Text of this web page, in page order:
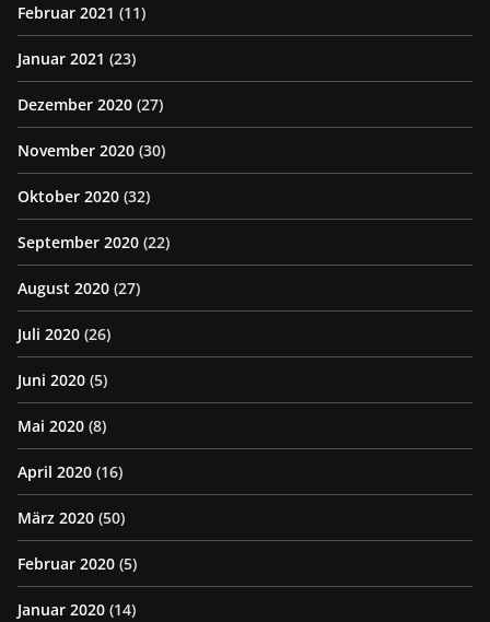
Februar 2021 (11)
Januar 2021 (23)
Dezember 2020 (27)
November 2020 (30)
Oktober 2020 (32)
September 2020 (22)
August 2020 (27)
Juli 2020 (26)
Juni 2020 (5)
Mai 2020 (8)
April 2020 (16)
März 2020 (50)
Februar 2020 (5)
Januar 2020 (14)